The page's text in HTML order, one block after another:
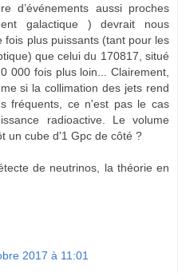
d’événements aussi proches
galactique ) devrait nous
fois plus puissants (tant pour les
que celui du 170817, situé
000 fois plus loin... Clairement,
si la collimation des jets rend
fréquents, ce n'est pas le cas
radioactive. Le volume
un cube d'1 Gpc de côté ?
de neutrinos, la théorie en
2017 à 11:01